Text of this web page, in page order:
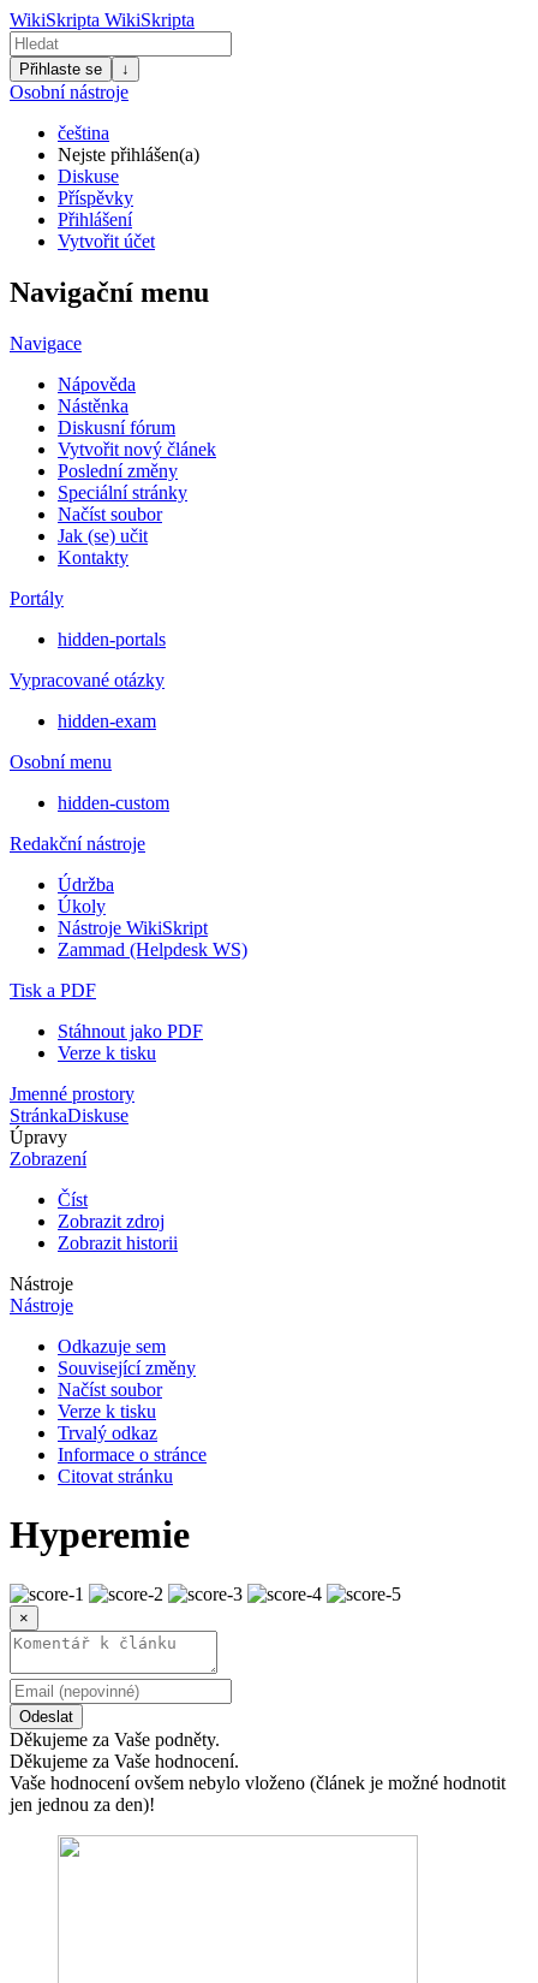
WikiSkripta WikiSkripta
Přihlaste se ↓
Osobní nástroje
čeština
Nejste přihlášen(a)
Diskuse
Příspěvky
Přihlášení
Vytvořit účet
Navigační menu
Navigace
Nápověda
Nástěnka
Diskusní fórum
Vytvořit nový článek
Poslední změny
Speciální stránky
Načíst soubor
Jak (se) učit
Kontakty
Portály
hidden-portals
Vypracované otázky
hidden-exam
Osobní menu
hidden-custom
Redakční nástroje
Údržba
Úkoly
Nástroje WikiSkript
Zammad (Helpdesk WS)
Tisk a PDF
Stáhnout jako PDF
Verze k tisku
Jmenné prostory
StránkaDiskuse
Úpravy
Zobrazení
Číst
Zobrazit zdroj
Zobrazit historii
Nástroje
Nástroje
Odkazuje sem
Související změny
Načíst soubor
Verze k tisku
Trvalý odkaz
Informace o stránce
Citovat stránku
Hyperemie
×
Odeslat
Děkujeme za Vaše podněty.
Děkujeme za Vaše hodnocení.
Vaše hodnocení ovšem nebylo vloženo (článek je možné hodnotit
jen jednou za den)!